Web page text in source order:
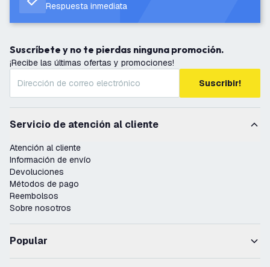
Respuesta inmediata
Suscríbete y no te pierdas ninguna promoción.
¡Recibe las últimas ofertas y promociones!
Suscribir!
Servicio de atención al cliente
Atención al cliente
Información de envío
Devoluciones
Métodos de pago
Reembolsos
Sobre nosotros
Popular